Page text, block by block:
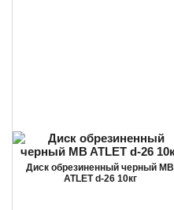
Диск обрезиненный черный MB
ATLET d-26 10кг